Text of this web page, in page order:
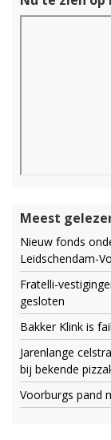
Meest
Nieuw fonds
Leidschendam-
Fratelli-
gesloten
Bakker Klink is
Jarenlange
bij bekende
Voorburgs pand